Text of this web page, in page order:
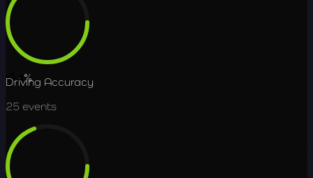
61.4%
Driving Accuracy
25 events